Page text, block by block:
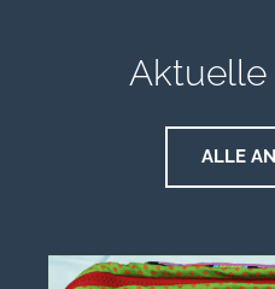
Aktuelle
ALLE